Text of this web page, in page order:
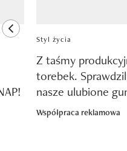
previous element
Styl życia
Z taśmy
torebek.
nasze ulubione
Współpraca reklamowa